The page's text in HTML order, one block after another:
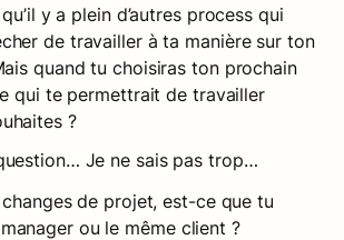
y a plein d’autres process qui
de travailler à ta manière sur ton
quand tu choisiras ton prochain
qui te permettrait de travailler
?
Je ne sais pas trop…
de projet, est-ce que tu
ou le même client ?